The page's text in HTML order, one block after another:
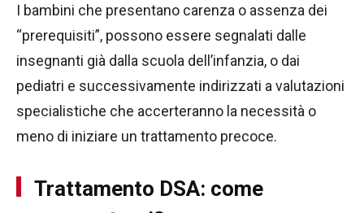
I bambini che presentano carenza o assenza dei
“prerequisiti”, possono essere segnalati dalle
insegnanti già dalla scuola dell’infanzia, o dai
pediatri e successivamente indirizzati a valutazioni
specialistiche che accerteranno la necessità o
meno di iniziare un trattamento precoce.
Trattamento DSA: come